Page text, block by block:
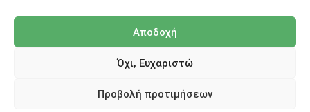
Αποδοχή
Όχι, Ευχαριστώ
Προβολή προτιμήσεων
Copyright ©2026 Vitaminesmou.gr